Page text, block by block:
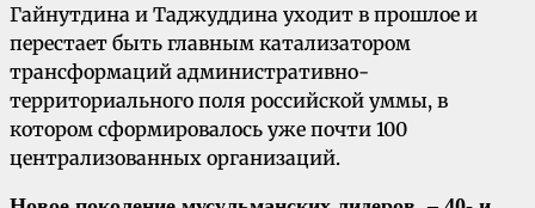
Гайнутдина и Таджуддина уходит в прошлое и
перестает быть главным катализатором
трансформаций административно-
территориального поля российской уммы, в
котором сформировалось уже почти 100
централизованных организаций.